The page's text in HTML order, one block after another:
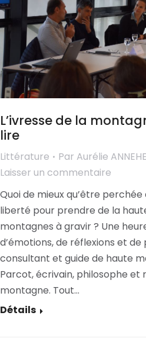
L’ivresse de la
lire
Littérature Par Aurélie
Laisser un commentaire
Quoi de mieux qu’être
liberté pour prendre de la
montagnes à gravir ? Une
d’émotions, de réflexions et
consultant et guide de haute
Parcot, écrivain, philosophe et
montagne. Tout…
Détails